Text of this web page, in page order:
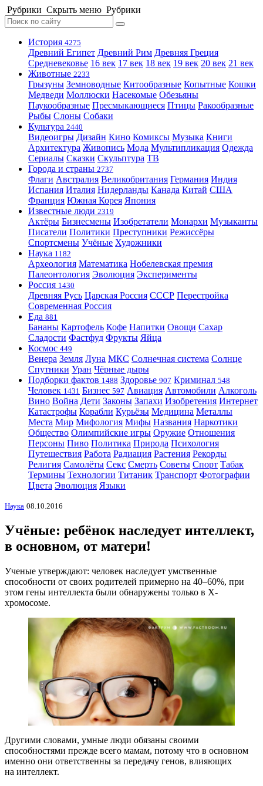
Рубрики Скрыть меню Рубрики
История 4275
Древний Египет Древний Рим Древняя Греция
Средневековье 16 век 17 век 18 век 19 век 20 век 21 век
Животные 2233
Грызуны Земноводные Китообразные Копытные Кошки
Медведи Моллюски Насекомые Обезьяны
Паукообразные Пресмыкающиеся Птицы Ракообразные
Рыбы Слоны Собаки
Культура 2440
Видеоигры Дизайн Кино Комиксы Музыка Книги
Архитектура Живопись Мода Мультипликация Одежда
Сериалы Сказки Скульптура ТВ
Города и страны 2737
Флаги Австралия Великобритания Германия Индия
Испания Италия Нидерланды Канада Китай США
Франция Южная Корея Япония
Известные люди 2319
Актёры Бизнесмены Изобретатели Монархи Музыканты
Писатели Политики Преступники Режиссёры
Спортсмены Учёные Художники
Наука 1182
Археология Математика Нобелевская премия
Палеонтология Эволюция Эксперименты
Россия 1430
Древняя Русь Царская Россия СССР Перестройка
Современная Россия
Еда 881
Бананы Картофель Кофе Напитки Овощи Сахар
Сладости Фастфуд Фрукты Яйца
Космос 449
Венера Земля Луна МКС Солнечная система Солнце
Спутники Уран Чёрные дыры
Подборки фактов 1488 Здоровье 907 Криминал 548
Человек 1431 Бизнес 597 Авиация Автомобили Алкоголь
Вино Война Дети Законы Запахи Изобретения Интернет
Катастрофы Корабли Курьёзы Медицина Металлы
Места Мир Мифология Мифы Названия Наркотики
Общество Олимпийские игры Оружие Отношения
Персоны Пиво Политика Природа Психология
Путешествия Работа Радиация Растения Рекорды
Религия Самолёты Секс Смерть Советы Спорт Табак
Термины Технологии Титаник Транспорт Фотографии
Цвета Эволюция Языки
Наука 08.10.2016
Учёные: ребёнок наследует интеллект,
в основном, от матери!
Ученые утверждают: человек наследует умственные
способности от своих родителей примерно на 40–60%, при
этом гены интеллекта были обнаружены только в Х-
хромосоме.
Другими словами, умные люди обязаны своими
способностями прежде всего мамам, потому что в основном
именно они ответственны за передачу генов, влияющих
на интеллект.